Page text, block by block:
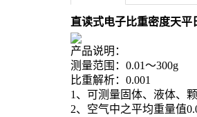
直读式电子比重密度天平
产品说明：
测量范围： 0.01～300g
比重解析： 0.001
1、可测量固体、液体、
2、空气中之平均重量值